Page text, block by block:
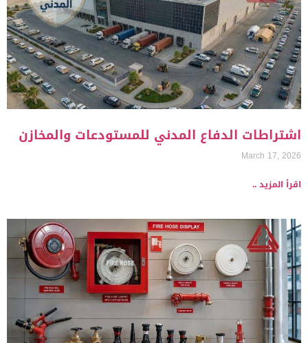
اشتراطات الدفاع المدني للمستودعات والمخازن
March 17, 2026
اقرأ المزيد ..